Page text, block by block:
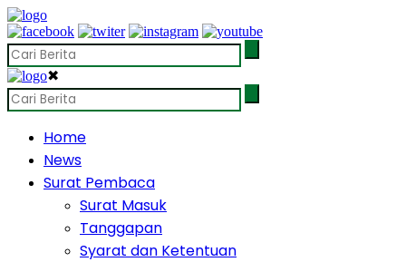
✖
Home
News
Surat Pembaca
Surat Masuk
Tanggapan
Syarat dan Ketentuan